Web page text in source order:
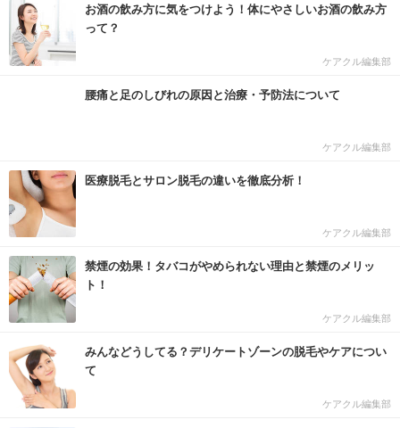
お酒の飲み方に気をつけよう！体にやさしいお酒の飲み方
って？
ケアクル編集部
腰痛と足のしびれの原因と治療・予防法について
ケアクル編集部
医療脱毛とサロン脱毛の違いを徹底分析！
ケアクル編集部
禁煙の効果！タバコがやめられない理由と禁煙のメリッ
ト！
ケアクル編集部
みんなどうしてる？デリケートゾーンの脱毛やケアについ
て
ケアクル編集部